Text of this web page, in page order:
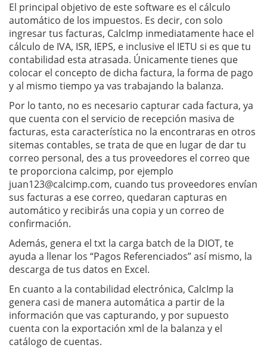
El principal objetivo de este software es el cálculo
automático de los impuestos. Es decir, con solo
ingresar tus facturas, CalcImp inmediatamente hace el
cálculo de IVA, ISR, IEPS, e inclusive el IETU si es que tu
contabilidad esta atrasada. Únicamente tienes que
colocar el concepto de dicha factura, la forma de pago
y al mismo tiempo ya vas trabajando la balanza.
Por lo tanto, no es necesario capturar cada factura, ya
que cuenta con el servicio de recepción masiva de
facturas, esta característica no la encontraras en otros
sitemas contables, se trata de que en lugar de dar tu
correo personal, des a tus proveedores el correo que
te proporciona calcimp, por ejemplo
juan123@calcimp.com, cuando tus proveedores envían
sus facturas a ese correo, quedaran capturas en
automático y recibirás una copia y un correo de
confirmación.
Además, genera el txt la carga batch de la DIOT, te
ayuda a llenar los “Pagos Referenciados” así mismo, la
descarga de tus datos en Excel.
En cuanto a la contabilidad electrónica, CalcImp la
genera casi de manera automática a partir de la
información que vas capturando, y por supuesto
cuenta con la exportación xml de la balanza y el
catálogo de cuentas.